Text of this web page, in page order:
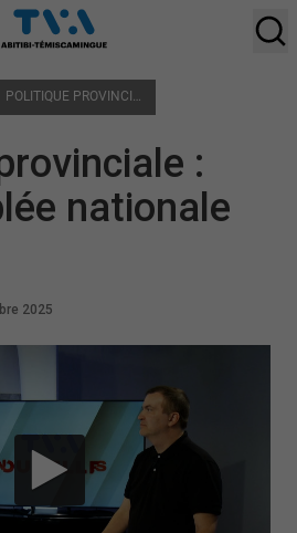
POLITIQUE PROVINCIALE : L’ASSEMBLÉE NATIONALE ÉBRANLÉE?
:
nationale
2025